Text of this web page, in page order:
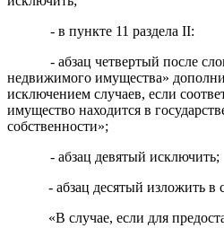
- в пункте 11 раздела II:
- абзац четвертый после
недвижимого имущества»
исключением случаев, если
имущество находится в
собственности»;
- абзац девятый исключить;
- абзац десятыйизложить в
«В случае, если для